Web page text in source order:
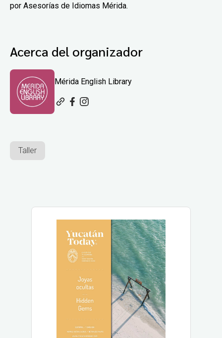
por Asesorías de Idiomas Mérida.
Acerca del organizador
Mérida English Library
Taller